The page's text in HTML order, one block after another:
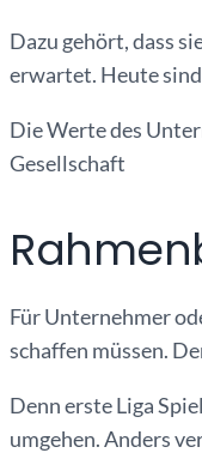
Dazu gehört, dass
erwartet. Heute
Die Werte des
Gesellschaft
Für Unternehmer
schaffen müssen.
Denn erste Liga
umgehen. Anders